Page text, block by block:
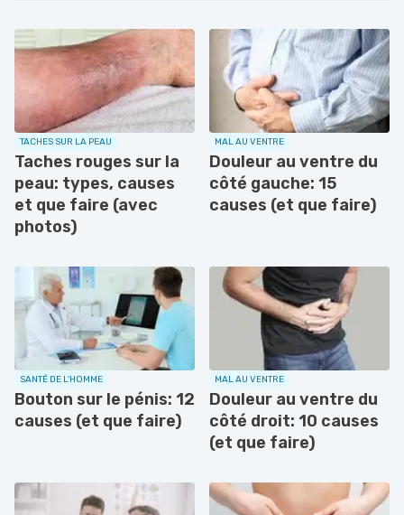
TACHES SUR LA PEAU
Taches rouges sur la
peau: types, causes
et que faire (avec
photos)
MAL AU VENTRE
Douleur au ventre du
côté gauche: 15
causes (et que faire)
SANTÉ DE L'HOMME
Bouton sur le pénis: 12
causes (et que faire)
MAL AU VENTRE
Douleur au ventre du
côté droit: 10 causes
(et que faire)